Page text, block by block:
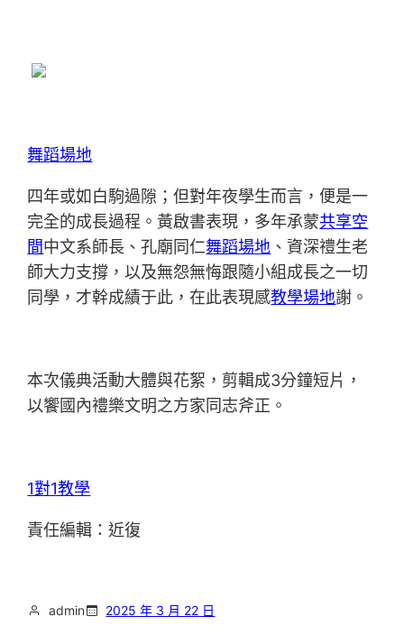
舞蹈場地
四年或如白駒過隙；但對年夜學生而言，便是一
完全的成長過程。黃啟書表現，多年承蒙共享空
間中文系師長、孔廟同仁舞蹈場地 、資深禮生老
師大力支撐，以及無怨無悔跟隨小組成長之一切
同學，才幹成績于此，在此表現感教學場地謝。
本次儀典活動大體與花絮，剪輯成3分鐘短片，
以饗國內禮樂文明之方家同志斧正。
1對1教學
責任編輯：近復
admin 2025 年 3 月 22 日